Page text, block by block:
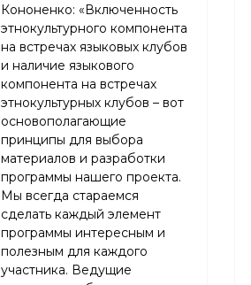
Кононенко: «Включенность
этнокультурного компонента
на встречах языковых клубов
и наличие языкового
компонента на встречах
этнокультурных клубов – вот
основополагающие
принципы для выбора
материалов и разработки
программы нашего проекта.
Мы всегда стараемся
сделать каждый элемент
программы интересным и
полезным для каждого
участника. Ведущие